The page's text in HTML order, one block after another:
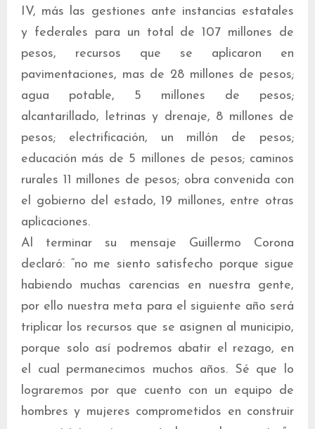
IV, más las gestiones ante instancias estatales
y federales para un total de 107 millones de
pesos, recursos que se aplicaron en
pavimentaciones, mas de 28 millones de pesos;
agua potable, 5 millones de pesos;
alcantarillado, letrinas y drenaje, 8 millones de
pesos; electrificación, un millón de pesos;
educación más de 5 millones de pesos; caminos
rurales 11 millones de pesos; obra convenida con
el gobierno del estado, 19 millones, entre otras
aplicaciones.
Al terminar su mensaje Guillermo Corona
declaró: “no me siento satisfecho porque sigue
habiendo muchas carencias en nuestra gente,
por ello nuestra meta para el siguiente año será
triplicar los recursos que se asignen al municipio,
porque solo así podremos abatir el rezago, en
el cual permanecimos muchos años. Sé que lo
lograremos por que cuento con un equipo de
hombres y mujeres comprometidos en construir